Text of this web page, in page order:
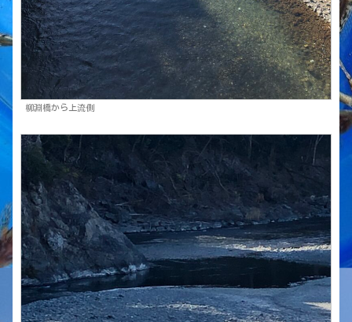
柳淵橋から上流側